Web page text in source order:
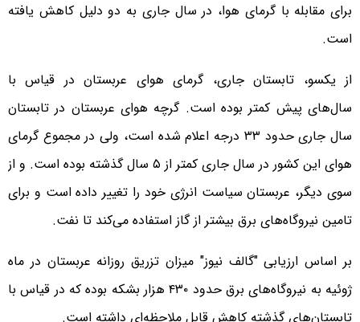
برای مقابله با گرمای هوا، در سال جاری به دو دلیل کاهش یافته
است.
از یکسو، تابستان جاری، گرمای هوای عربستان در قیاس با
سال‌های پیش کمتر بوده است. گرچه هوای عربستان در تابستان
سال جاری حدود ۳۳ درجه اعلام شده است، ولی در مجموع گرمای
هوای این کشور در سال جاری کمتر از ۵ سال گذشته بوده است. و از
سوی دیگر، عربستان سیاست انرژی خود را تغییر داده است و برای
تامین نیروگاه‌های برق بیشتر از گاز استفاده می‌کند تا نفت.
بر اساس ارزیابی "گالف نیوز" میزان تزریق روزانه عربستان در ماه
ژوئیه به نیروگاه‌های برق حدود ۴۳۰ هزار بشکه بوده که در قیاس با
تابستان‌های گذشته کاهش قابل ملاحظه‌ای داشته است.